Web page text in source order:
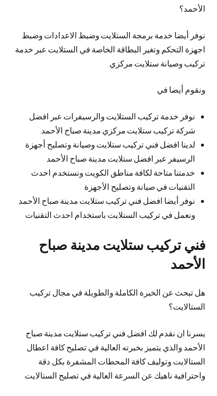
الأحمد؟
نوفر أيضا خدمة برمجة الستلايت وضبط الاعدادات وضبط
اجهزة التحكم وتغير البطاقة الخاصة في الستلايت عبر خدمة
تركيب وصيانة ستلايت مركزي
ونقوم أيضا في
نوفر خدمة تركيب الستلايت والرسيفرات عبر افضل
شركة تركيب ستلايت مركزي مدينة صباح الأحمد
لدينا افضل فني تركيب ستلايت وصيانة وتصليح أجهزة
الرسيفر عبر افضل ستلايت مدينة صباح الأحمد
خدمتنا متاحة لكافة مناطق الكويت ونستخدم احدث
التقنيات في صيانة وتصليح الأجهزة
نوفر أيضا افضل فني تركيب ستلايت مدينة صباح الأحمد
ونعمل في تركيب الستلايت باستخدام احدث التقنيات
فني تركيب ستلايت مدينة صباح
الأحمد
هل تبحث عن الخبرة الكاملة والطويلة في مجال تركيب
الستالايت؟
يسرنا ان نقدم لك افضل فني تركيب ستلايت مدينة صباح
الأحمد والذي يتميز بخبرته العالية في تصليح كافة اعطال
الستالايت وتوليف كافة المحطات المشفرة بكل دقة
واحترافية ناهيك عن السرعة العالية في تصليح الستالايت